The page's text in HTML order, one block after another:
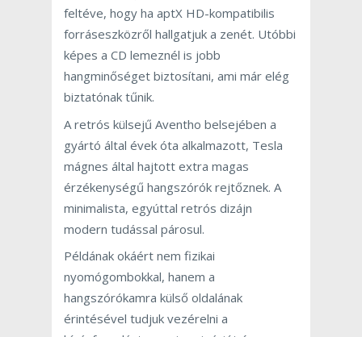
feltéve, hogy ha aptX HD-kompatibilis
forráseszközről hallgatjuk a zenét. Utóbbi
képes a CD lemeznél is jobb
hangminőséget biztosítani, ami már elég
biztatónak tűnik.
A retrós külsejű Aventho belsejében a
gyártó által évek óta alkalmazott, Tesla
mágnes által hajtott extra magas
érzékenységű hangszórók rejtőznek. A
minimalista, egyúttal retrós dizájn
modern tudással párosul.
Példának okáért nem fizikai
nyomógombokkal, hanem a
hangszórókamra külső oldalának
érintésével tudjuk vezérelni a